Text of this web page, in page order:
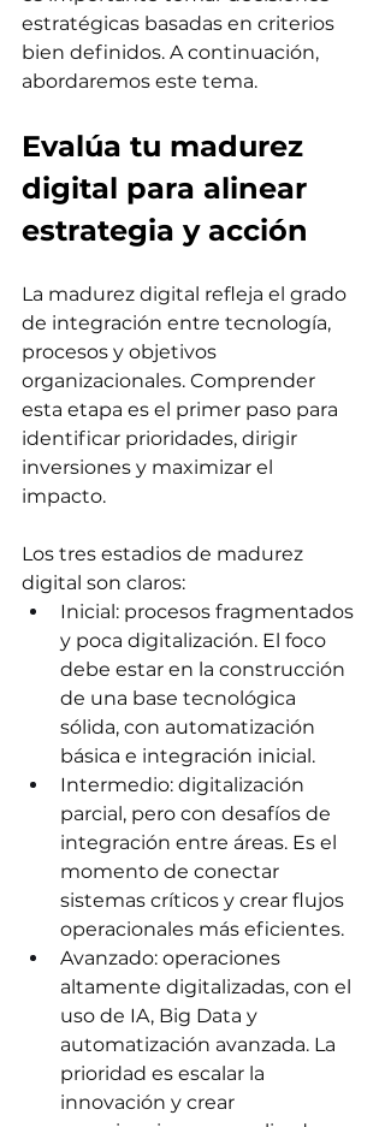
estratégicas basadas en criterios
bien definidos. A continuación,
abordaremos este tema.
Evalúa tu madurez
digital para alinear
estrategia y acción
La madurez digital refleja el grado
de integración entre tecnología,
procesos y objetivos
organizacionales. Comprender
esta etapa es el primer paso para
identificar prioridades, dirigir
inversiones y maximizar el
impacto.
Los tres estadios de madurez
digital son claros:
Inicial: procesos fragmentados
y poca digitalización. El foco
debe estar en la construcción
de una base tecnológica
sólida, con automatización
básica e integración inicial.
Intermedio: digitalización
parcial, pero con desafíos de
integración entre áreas. Es el
momento de conectar
sistemas críticos y crear flujos
operacionales más eficientes.
Avanzado: operaciones
altamente digitalizadas, con el
uso de IA, Big Data y
automatización avanzada. La
prioridad es escalar la
innovación y crear